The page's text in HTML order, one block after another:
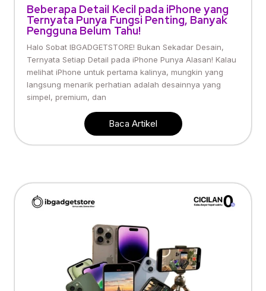
Beberapa Detail Kecil pada iPhone yang
Ternyata Punya Fungsi Penting, Banyak
Pengguna Belum Tahu!
Halo Sobat IBGADGETSTORE! Bukan Sekadar Desain,
Ternyata Setiap Detail pada iPhone Punya Alasan! Kalau
melihat iPhone untuk pertama kalinya, mungkin yang
langsung menarik perhatian adalah desainnya yang
simpel, premium, dan
Baca Artikel